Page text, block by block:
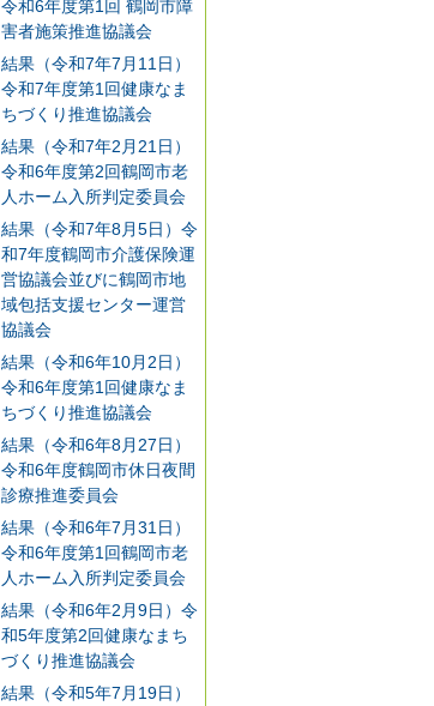
令和6年度第1回 鶴岡市障
害者施策推進協議会
結果（令和7年7月11日）
令和7年度第1回健康なま
ちづくり推進協議会
結果（令和7年2月21日）
令和6年度第2回鶴岡市老
人ホーム入所判定委員会
結果（令和7年8月5日）令
和7年度鶴岡市介護保険運
営協議会並びに鶴岡市地
域包括支援センター運営
協議会
結果（令和6年10月2日）
令和6年度第1回健康なま
ちづくり推進協議会
結果（令和6年8月27日）
令和6年度鶴岡市休日夜間
診療推進委員会
結果（令和6年7月31日）
令和6年度第1回鶴岡市老
人ホーム入所判定委員会
結果（令和6年2月9日）令
和5年度第2回健康なまち
づくり推進協議会
結果（令和5年7月19日）